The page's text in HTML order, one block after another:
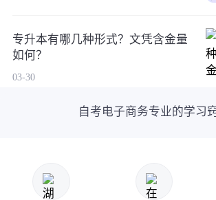
专升本有哪几种形式？文凭含金量
如何？
03-30
自考电子商务专业的学习窍